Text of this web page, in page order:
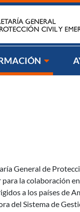
General de
la colaboración
a los países de
del Sistema de